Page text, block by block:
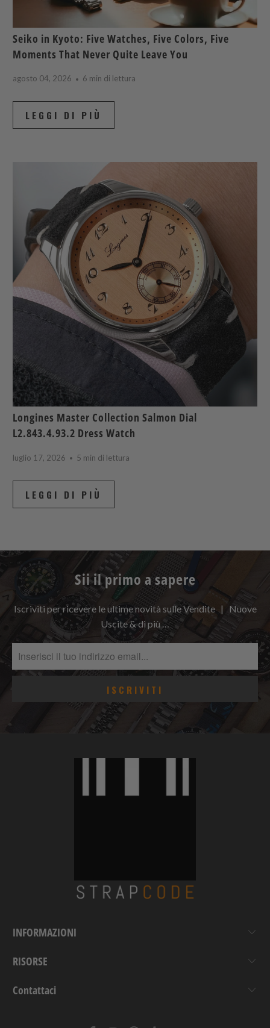
Seiko in Kyoto: Five Watches, Five Colors, Five
Moments That Never Quite Leave You
agosto 04, 2026 6 min di lettura
LEGGI DI PIÙ
Longines Master Collection Salmon Dial
L2.843.4.93.2 Dress Watch
luglio 17, 2026 5 min di lettura
LEGGI DI PIÙ
Sii il primo a sapere
Iscriviti per ricevere le ultime novità sulle Vendite | Nuove
Uscite & di più …
INFORMAZIONI
RISORSE
Contattaci